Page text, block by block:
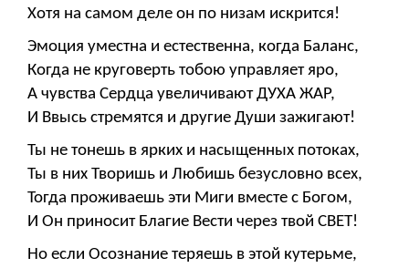
Хотя на самом деле он по низам искрится!
Эмоция уместна и естественна, когда Баланс,
Когда не круговерть тобою управляет яро,
А чувства Сердца увеличивают ДУХА ЖАР,
И Ввысь стремятся и другие Души зажигают!
Ты не тонешь в ярких и насыщенных потоках,
Ты в них Творишь и Любишь безусловно всех,
Тогда проживаешь эти Миги вместе с Богом,
И Он приносит Благие Вести через твой СВЕТ!
Но если Осознание теряешь в этой кутерьме,